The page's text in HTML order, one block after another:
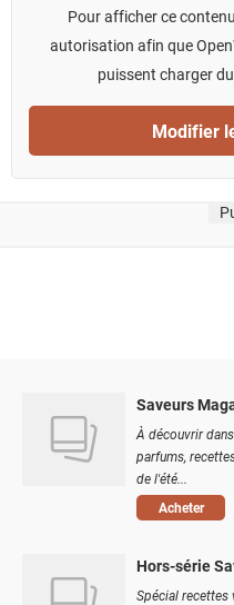
Pour afficher ce
autorisation afin que
puissent charger
Modifier
Saveurs
À découvrir
parfums,
de l'été...
Acheter
Hors-série
Spécial recettes